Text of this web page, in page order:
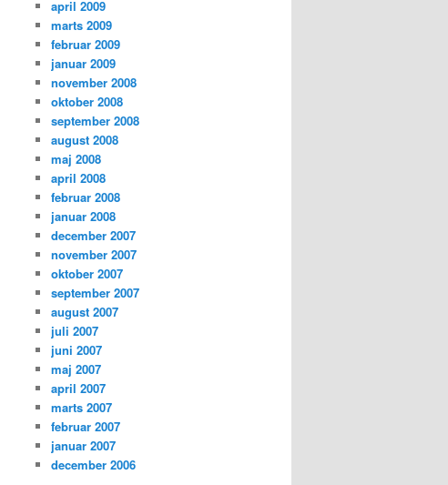
april 2009
marts 2009
februar 2009
januar 2009
november 2008
oktober 2008
september 2008
august 2008
maj 2008
april 2008
februar 2008
januar 2008
december 2007
november 2007
oktober 2007
september 2007
august 2007
juli 2007
juni 2007
maj 2007
april 2007
marts 2007
februar 2007
januar 2007
december 2006